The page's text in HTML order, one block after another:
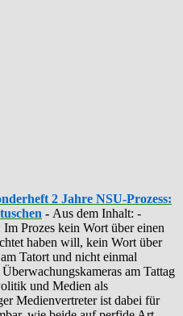
2 Jahre NSU-Prozess:
- Aus dem Inhalt: -
Prozes kein Wort über einen
haben will, kein Wort über
Tatort und nicht einmal
am Tattag
und Medien als
Medienvertreter ist dabei für